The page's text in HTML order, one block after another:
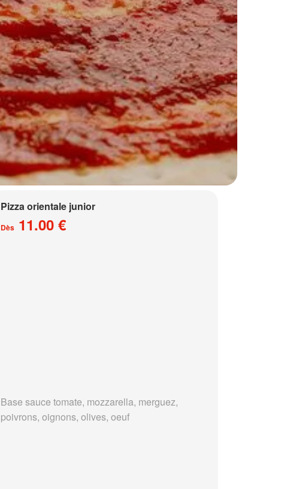
Pizza orientale junior
Dès 11.00 €
Base sauce tomate, mozzarella, merguez,
poivrons, oignons, olives, oeuf